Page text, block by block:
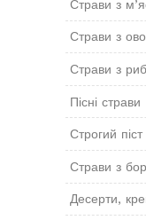
Страви з
Страви з
Страви з
Пісні страви
Строгий піст
Страви з
Десерти,